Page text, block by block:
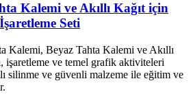
Kalemi ve Akıllı Kağıt için
Seti
Kalemi, Beyaz Tahta Kalemi ve Akıllı
işaretleme ve temel grafik aktiviteleri
silinme ve güvenli malzeme ile eğitim ve